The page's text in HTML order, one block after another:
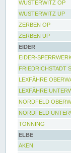
WUSTERWITZ OP
WUSTERWITZ UP
ZERBEN OP
ZERBEN UP
EIDER
EIDER-
FRIEDRICHSTADT
LEXFÄHRE
LEXFÄHRE
NORDFELD
NORDFELD
TÖNNING
ELBE
AKEN